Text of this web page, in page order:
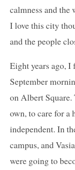
calmness and the
I love this city
and the people
Eight years ago, I
September
on Albert Square.
own, to care for a
independent. In
campus, and
were going to